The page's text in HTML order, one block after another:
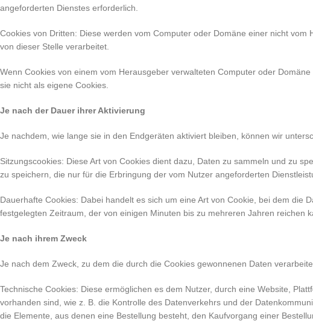
angeforderten Dienstes erforderlich.
Cookies von Dritten: Diese werden vom Computer oder Domäne einer nicht
von dieser Stelle verarbeitet.
Wenn Cookies von einem vom Herausgeber verwalteten Computer oder
sie nicht als eigene Cookies.
Je nach der Dauer ihrer Aktivierung
Je nachdem, wie lange sie in den Endgeräten aktiviert bleiben, können wir
Sitzungscookies: Diese Art von Cookies dient dazu, Daten zu sammeln und zu
zu speichern, die nur für die Erbringung der vom Nutzer angeforderten
Dauerhafte Cookies: Dabei handelt es sich um eine Art von Cookie, bei dem
festgelegten Zeitraum, der von einigen Minuten bis zu mehreren Jahren reichen
Je nach ihrem Zweck
Je nach dem Zweck, zu dem die durch die Cookies gewonnenen Daten
Technische Cookies: Diese ermöglichen es dem Nutzer, durch eine Website,
vorhanden sind, wie z. B. die Kontrolle des Datenverkehrs und der
die Elemente, aus denen eine Bestellung besteht, den Kaufvorgang einer